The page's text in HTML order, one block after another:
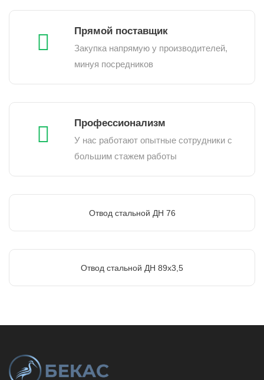
Прямой поставщик
Закупка напрямую у производителей,
минуя посредников
Профессионализм
У нас работают опытные сотрудники с
большим стажем работы
Отвод стальной ДН 76
Отвод стальной ДН 89х3,5